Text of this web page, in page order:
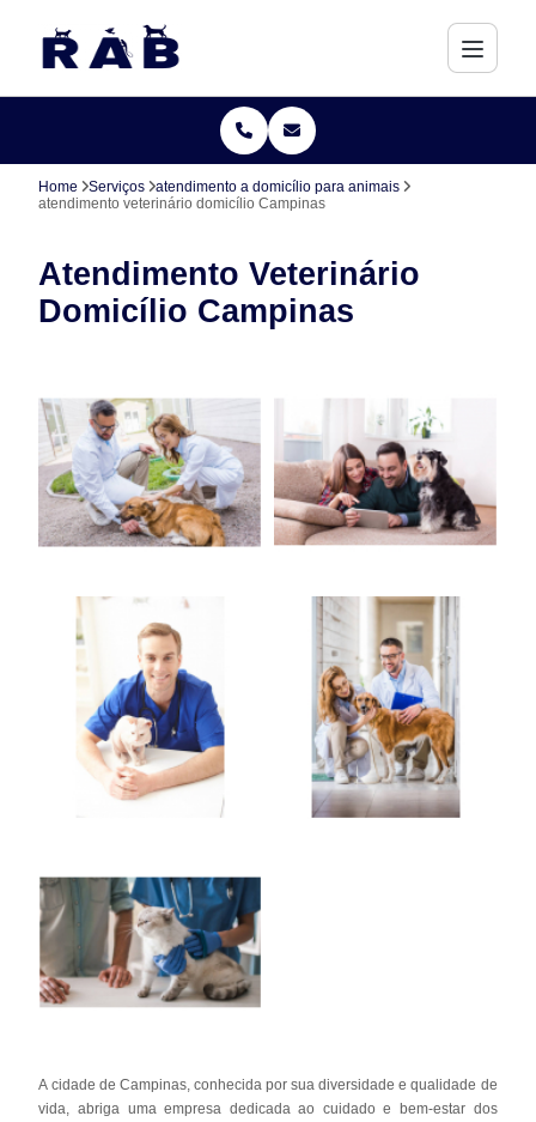
Home Serviços
atendimento a domicílio para animais
atendimento veterinário domicílio Campinas
Atendimento Veterinário
Domicílio Campinas
A cidade de Campinas, conhecida por sua diversidade e qualidade de
vida, abriga uma empresa dedicada ao cuidado e bem-estar dos